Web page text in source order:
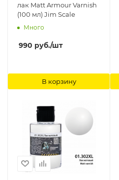
лак Matt Armour Varnish
(100 мл) Jim Scale
Много
990 руб./шт
В корзину